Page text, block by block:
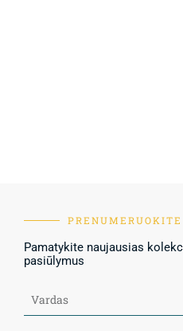
Pamatykite naujausias
pasiūlymus